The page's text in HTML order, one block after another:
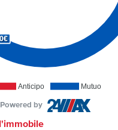
Anticipo Mutuo
Powered by